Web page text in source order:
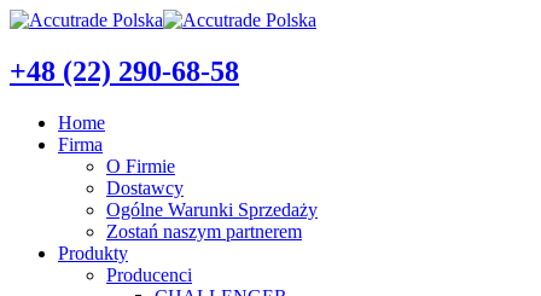
+48 (22) 290-68-58
Home
Firma
O Firmie
Dostawcy
Ogólne Warunki Sprzedaży
Zostań naszym partnerem
Produkty
Producenci